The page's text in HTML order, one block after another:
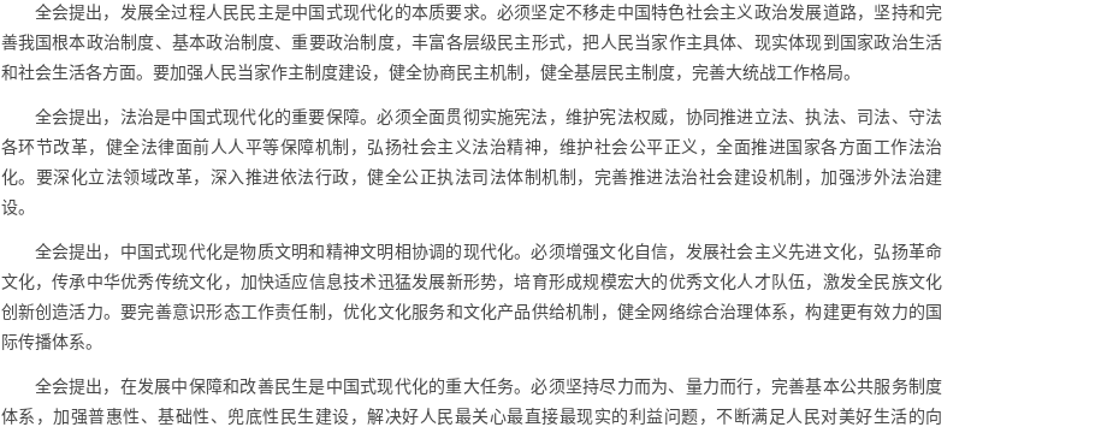
全会提出，发展全过程人民民主是中国式现代化的本质要求。必须坚定不移走中国特色社会主义政治发展道路，坚持和完
善我国根本政治制度、基本政治制度、重要政治制度，丰富各层级民主形式，把人民当家作主具体、现实体现到国家政治生活
和社会生活各方面。要加强人民当家作主制度建设，健全协商民主机制，健全基层民主制度，完善大统战工作格局。
全会提出，法治是中国式现代化的重要保障。必须全面贯彻实施宪法，维护宪法权威，协同推进立法、执法、司法、守法
各环节改革，健全法律面前人人平等保障机制，弘扬社会主义法治精神，维护社会公平正义，全面推进国家各方面工作法治
化。要深化立法领域改革，深入推进依法行政，健全公正执法司法体制机制，完善推进法治社会建设机制，加强涉外法治建
设。
全会提出，中国式现代化是物质文明和精神文明相协调的现代化。必须增强文化自信，发展社会主义先进文化，弘扬革命
文化，传承中华优秀传统文化，加快适应信息技术迅猛发展新形势，培育形成规模宏大的优秀文化人才队伍，激发全民族文化
创新创造活力。要完善意识形态工作责任制，优化文化服务和文化产品供给机制，健全网络综合治理体系，构建更有效力的国
际传播体系。
全会提出，在发展中保障和改善民生是中国式现代化的重大任务。必须坚持尽力而为、量力而行，完善基本公共服务制度
体系，加强普惠性、基础性、兜底性民生建设，解决好人民最关心最直接最现实的利益问题，不断满足人民对美好生活的向